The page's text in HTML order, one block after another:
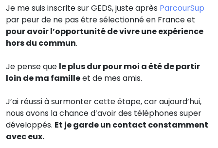
Je me suis inscrite sur GEDS, juste après ParcourSup
par peur de ne pas être sélectionné en France et
pour avoir l’opportunité de vivre une expérience
hors du commun.
Je pense que le plus dur pour moi a été de partir
loin de ma familleet de mes amis.
J’ai réussi à surmonter cette étape, car aujourd’hui,
nous avons la chance d’avoir des téléphones super
développés. Et je garde un contact constamment
avec eux.